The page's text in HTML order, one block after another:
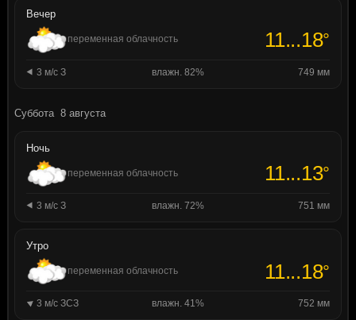
Вечер
переменная облачность 11...18°
3 м/с З влажн. 82% 749 мм
Суббота8 августа
Ночь
переменная облачность 11...13°
3 м/с З влажн. 72% 751 мм
Утро
переменная облачность 11...18°
3 м/с ЗСЗ влажн. 41% 752 мм